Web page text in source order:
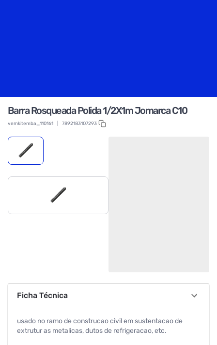
Barra Rosqueada Polida 1/2X1m Jomarca C10
vemkitemba_110161 7892183107293
Ficha Técnica
usado no ramo de construcao civil em sustentacao de
extrutur as metalicas, dutos de refrigeracao, etc.